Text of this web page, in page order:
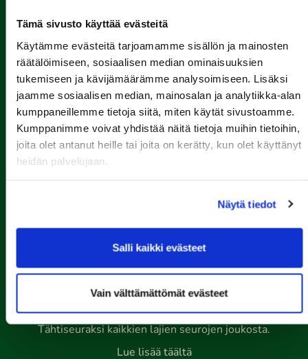
Tämä sivusto käyttää evästeitä
Käytämme evästeitä tarjoamamme sisällön ja mainosten
räätälöimiseen, sosiaalisen median ominaisuuksien
tukemiseen ja kävijämäärämme analysoimiseen. Lisäksi
jaamme sosiaalisen median, mainosalan ja analytiikka-alan
kumppaneillemme tietoja siitä, miten käytät sivustoamme.
Kumppanimme voivat yhdistää näitä tietoja muihin tietoihin,
joita olet antanut heille tai joita on kerätty, kun olet käyttänyt
heidän palvelujaan.
Näytä tiedot
Salli kaikki evästeet
Vain välttämättömät evästeet
Kalaforniantie 178, 28100 Pori
caddie-master@kalafornia.com
050 574 4975
Lähetä WhatsApp-viesti
Toimistotoimisto@kalafornia.com
nuorten ja aikuisten
Tähtiseura
Tähtiseura on Olympiakomitean, lajiliittojen ja liikunnan
PGK saavutti ensimmäisenä golfseurana aikuisliikunnan
Tähtiseuran statuksen.
Olympiakomitea nimesi PGK:n vuoden aikuisliikunnan
Tähtiseuraksi kaikkien lajien seurojen joukosta.
Lue lisää täältä